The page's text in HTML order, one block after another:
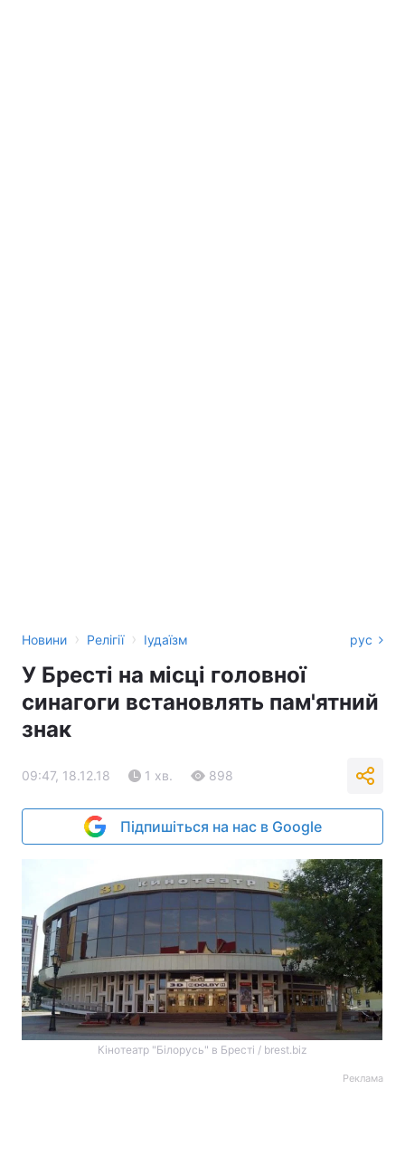
Новини › Релігії › Іудаїзм рус
У Бресті на місці головної
синагоги встановлять пам'ятний
знак
09:47, 18.12.18 1 хв. 898
Підпишіться на нас в Google
Кінотеатр "Білорусь" в Бресті / brest.biz
Реклама